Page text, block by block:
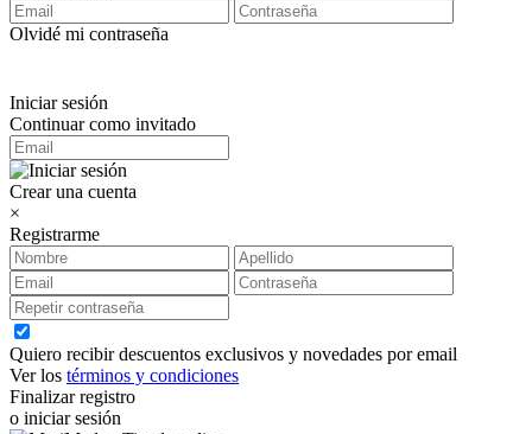
Olvidé mi contraseña
Iniciar sesión
Continuar como invitado
Crear una cuenta
×
Registrarme
Quiero recibir descuentos exclusivos y novedades por email
Ver los términos y condiciones
Finalizar registro
o iniciar sesión